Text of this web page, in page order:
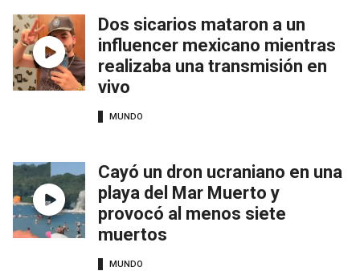
Dos sicarios mataron a un
influencer mexicano mientras
realizaba una transmisión en
vivo
MUNDO
Cayó un dron ucraniano en una
playa del Mar Muerto y
provocó al menos siete
muertos
MUNDO